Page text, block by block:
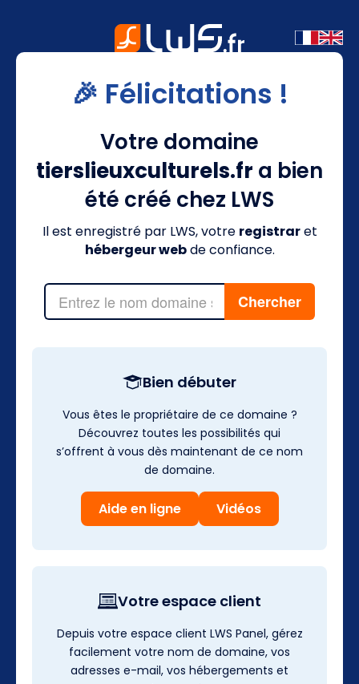
🎉 Félicitations !
Votre domaine
tierslieuxculturels.fr a bien
été créé chez LWS
Il est enregistré par LWS, votre registraret
hébergeur webde confiance.
Bien débuter
Vous êtes le propriétaire de ce domaine ?
Découvrez toutes les possibilités qui
s’offrent à vous dès maintenant de ce nom
de domaine.
Aide en ligne Vidéos
Votre espace client
Depuis votre espace client LWS Panel, gérez
facilement votre nom de domaine, vos
adresses e-mail, vos hébergements et